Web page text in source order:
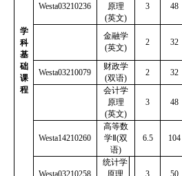
学
科
基
础
课
程
Westa03210236
原理
(英文)
3 48
金融学
(英文)
2 32
Westa03210079
财政学
(双语)
2 32
会计学
原理
(英文)
3 48
Westa14210260
高等数
学 Ⅱ(双
语)
6.5 104
Westa03210258
统计学
原理
3 50